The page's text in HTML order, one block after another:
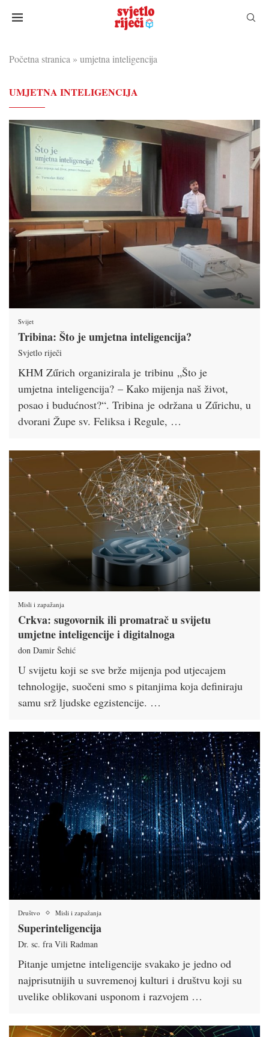
Početna stranica » umjetna inteligencija
UMJETNA INTELIGENCIJA
Svijet
Tribina: Što je umjetna inteligencija?
Svjetlo riječi
KHM Zűrich organizirala je tribinu „Što je
umjetna inteligencija? – Kako mijenja naš život,
posao i budućnost?“. Tribina je održana u Zűrichu, u
dvorani Župe sv. Feliksa i Regule, …
Misli i zapažanja
Crkva: sugovornik ili promatrač u svijetu
umjetne inteligencije i digitalnoga
don Damir Šehić
U svijetu koji se sve brže mijenja pod utjecajem
tehnologije, suočeni smo s pitanjima koja definiraju
samu srž ljudske egzistencije. …
Društvo Misli i zapažanja
Superinteligencija
Dr. sc. fra Vili Radman
Pitanje umjetne inteligencije svakako je jedno od
najprisutnijih u suvremenoj kulturi i društvu koji su
uvelike oblikovani usponom i razvojem …